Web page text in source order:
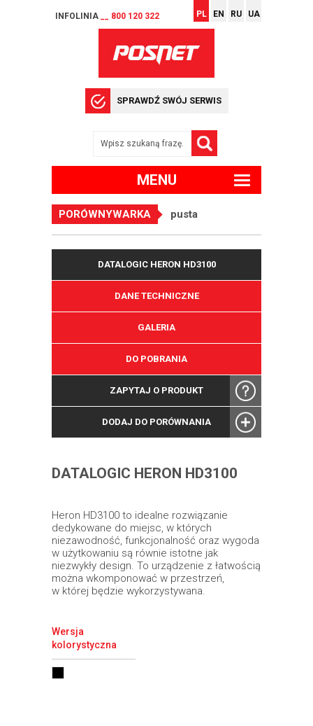
INFOLINIA __ 800 120 322 PL EN RU UA
SPRAWDŹ SWÓJ SERWIS
MENU
PORÓWNYWARKA pusta
DATALOGIC HERON HD3100
DANE TECHNICZNE
GALERIA
DO POBRANIA
ZAPYTAJ O PRODUKT
DODAJ DO PORÓWNANIA
DATALOGIC HERON HD3100
Heron HD3100 to idealne rozwiązanie
dedykowane do miejsc, w których
niezawodność, funkcjonalność oraz wygoda
w użytkowaniu są równie istotne jak
niezwykły design. To urządzenie z łatwością
można wkomponować w przestrzeń,
w której będzie wykorzystywana.
Wersja
kolorystyczna